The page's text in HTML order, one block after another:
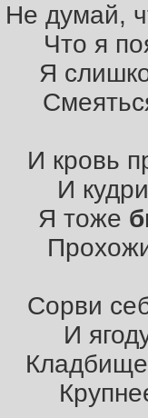
Не думай,
Что я
Я
И кровь
И
Я тоже
Сорви
И